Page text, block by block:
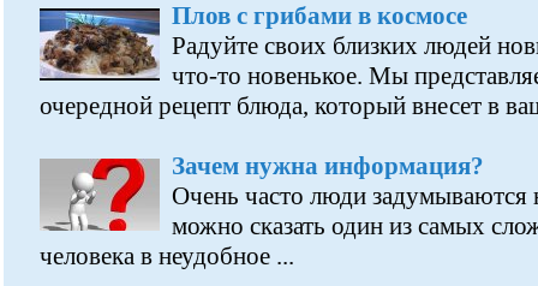
Плов с грибами в космосе
Радуйте своих близких людей
что-то новенькое. Мы
очередной рецепт блюда, который внесет в
Зачем нужна информация?
Очень часто люди задумываются
можно сказать один из самых
человека в неудобное ...